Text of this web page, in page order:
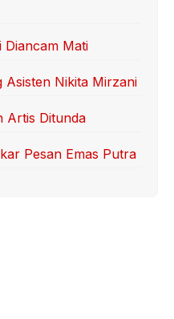
Diancam Mati
Asisten Nikita Mirzani
Artis Ditunda
Pesan Emas Putra